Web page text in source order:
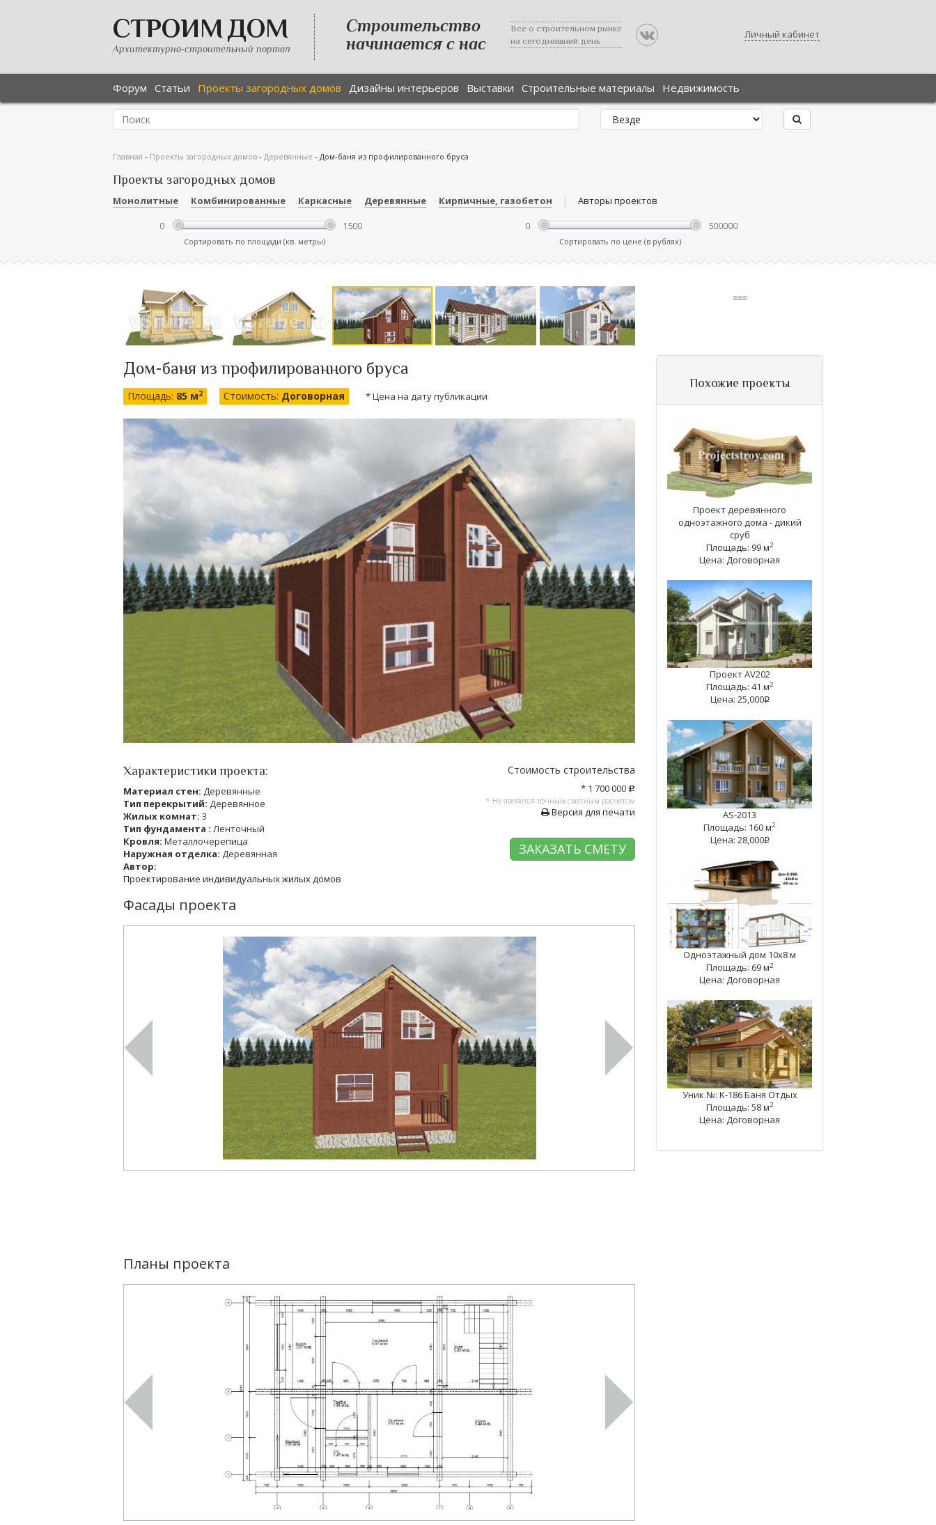
СТРОИМ ДОМ
Архитектурно-строительный портал
Строительство
начинается с нас
Все о строительном рынке
на сегодняшний день
Личный кабинет
Форум Статьи Проекты загородных домов Дизайны интерьеров Выставки Строительные материалы Недвижимость
Главная - Проекты загородных домов - Деревянные - Дом-баня из профилированного бруса
Проекты загородных домов
Монолитные Комбинированные Каркасные Деревянные Кирпичные, газобетон Авторы проектов
Сортировать по площади (кв. метры) Сортировать по цене (в рублях)
Дом-баня из профилированного бруса
Площадь: 85 м2 Стоимость: Договорная * Цена на дату публикации
Характеристики проекта:
Материал стен: Деревянные
Тип перекрытий: Деревянное
Жилых комнат: 3
Тип фундамента : Ленточный
Кровля: Металлочерепица
Наружная отделка: Деревянная
Автор:
Проектирование индивидуальных жилых домов
Стоимость строительства
* 1 700 000 c
* Не является точным сметным расчетом
Версия для печати
ЗАКАЗАТЬ СМЕТУ
Фасады проекта
Планы проекта
===
Похожие проекты
Проект деревянного
одноэтажного дома - дикий
сруб
Площадь: 99 м2
Цена: Договорная
Проект AV202
Площадь: 41 м2
Цена: 25,000q
AS-2013
Площадь: 160 м2
Цена: 28,000q
Одноэтажный дом 10х8 м
Площадь: 69 м2
Цена: Договорная
Уник.№: K-186 Баня Отдых
Площадь: 58 м2
Цена: Договорная